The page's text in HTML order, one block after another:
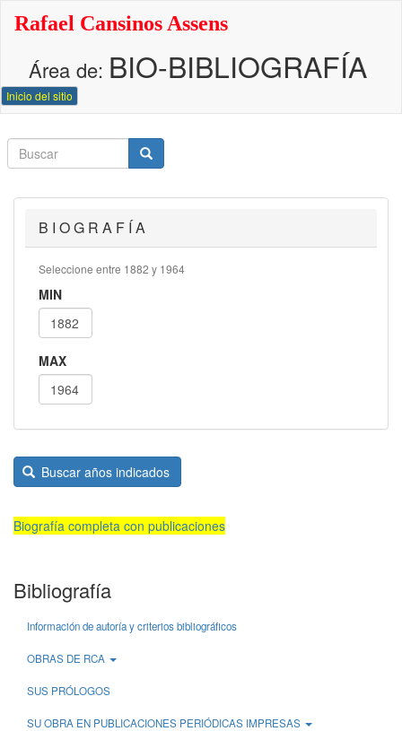
principal
Rafael Cansinos Assens
Área de: BIO-BIBLIOGRAFÍA
Inicio del sitio
Buscar
Buscar
Buscar
B I O G R A F Í A
Seleccione entre 1882 y 1964
MIN
MAX
Buscar años indicados
Biografía completa con publicaciones
Bibliografía
Información de autoría y criterios bibliográficos
OBRAS DE RCA
SUS PRÓLOGOS
SU OBRA EN PUBLICACIONES PERIÓDICAS IMPRESAS